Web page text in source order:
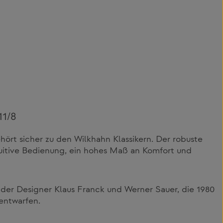
8
sicher zu den Wilkhahn Klassikern. Der robuste
Bedienung, ein hohes Maß an Komfort und
Designer Klaus Franck und Werner Sauer, die 1980